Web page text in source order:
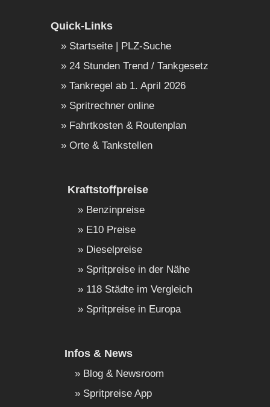
Quick-Links
Startseite | PLZ-Suche
24 Stunden Trend / Tankgesetz
Tankregel ab 1. April 2026
Spritrechner online
Fahrtkosten & Routenplan
Orte & Tankstellen
Kraftstoffpreise
Benzinpreise
E10 Preise
Dieselpreise
Spritpreise in der Nähe
118 Städte im Vergleich
Spritpreise in Europa
Infos & News
Blog & Newsroom
Spritpreise App